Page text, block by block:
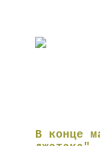
В конце